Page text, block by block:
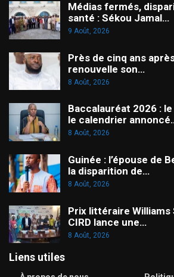
Médias fermés,
santé : Sékou Jamal…
9 Août, 2026
Près de cinq ans
renouvelle son…
8 Août, 2026
Baccalauréat 2026 :
le calendrier
8 Août, 2026
Guinée : l’épouse de
la disparition de…
8 Août, 2026
Prix littéraire Williams
CIRD lance une…
8 Août, 2026
Liens utiles